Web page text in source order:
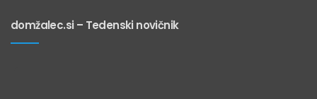
domžalec.si – Tedenski novičnik